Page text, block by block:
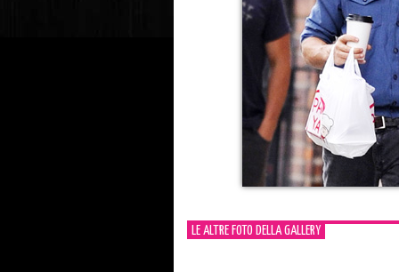
LE ALTRE FOTO DELLA GALLERY